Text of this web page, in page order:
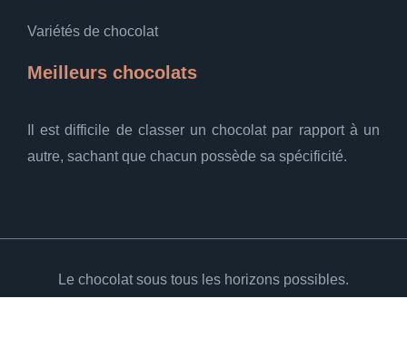
Variétés de chocolat
Meilleurs chocolats
Il est difficile de classer un chocolat par rapport à un
autre, sachant que chacun possède sa spécificité.
Le chocolat sous tous les horizons possibles.